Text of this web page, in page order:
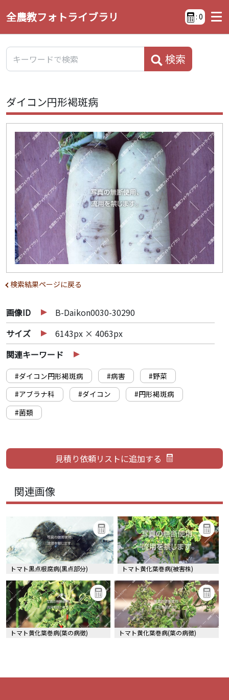
全農教フォトライブラリ : 0
検索
ダイコン円形褐斑病
検索結果ページに戻る
画像ID
B-Daikon0030-30290
サイズ
6143px × 4063px
関連キーワード
#ダイコン円形褐斑病 #病害
#野菜
#アブラナ科
#ダイコン
#円形褐斑病
#菌類
関連画像
トマト黒点根腐病(黒点部分) トマト黄化葉巻病(被害株)
トマト黄化葉巻病(葉の病徴) トマト黄化葉巻病(葉の病徴)